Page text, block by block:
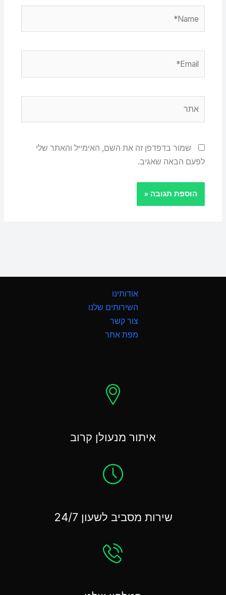
שמור בדפדפן זה את השם, האימייל והאתר שלי
לפעם הבאה שאגיב.
אודותינו
השירותים שלנו
צור קשר
מפת אתר
איתור מנעולן קרוב
שירות מסביב לשעון 24/7